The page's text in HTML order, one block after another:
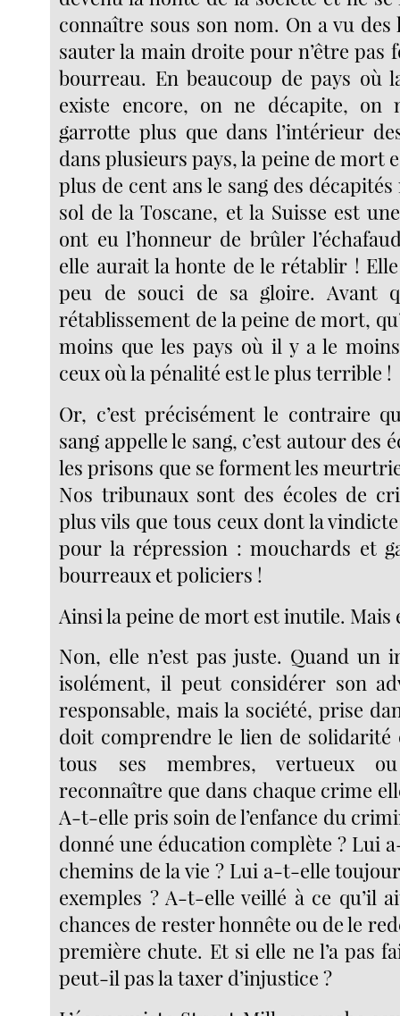
connaître sous son nom. On a vu des
sauter la main droite pour n’être pas
bourreau. En beaucoup de pays où
existe encore, on ne décapite, on
garrotte plus que dans l’intérieur
dans plusieurs pays, la peine de mort
plus de cent ans le sang des
sol de la Toscane, et la Suisse est
ont eu l’honneur de brûler
elle aurait la honte de le rétablir !
peu de souci de sa gloire. Avant
rétablissement de la peine de mort,
moins que les pays où il y a le
ceux où la pénalité est le plus terrible !
Or, c’est précisément le contraire
sang appelle le sang, c’est autour des
les prisons que se forment les
Nos tribunaux sont des écoles de
plus vils que tous ceux dont la
pour la répression : mouchards et
bourreaux et policiers !
Ainsi la peine de mort est inutile. Mais
Non, elle n’est pas juste. Quand un
isolément, il peut considérer son
responsable, mais la société, prise
doit comprendre le lien de solidarité
tous ses membres, vertueux
reconnaître que dans chaque crime
A-t-elle pris soin de l’enfance du
donné une éducation complète ? Lui
chemins de la vie ? Lui a-t-elle
exemples ? A-t-elle veillé à ce qu’il
chances de rester honnête ou de le
première chute. Et si elle ne l’a pas
peut-il pas la taxer d’injustice ?